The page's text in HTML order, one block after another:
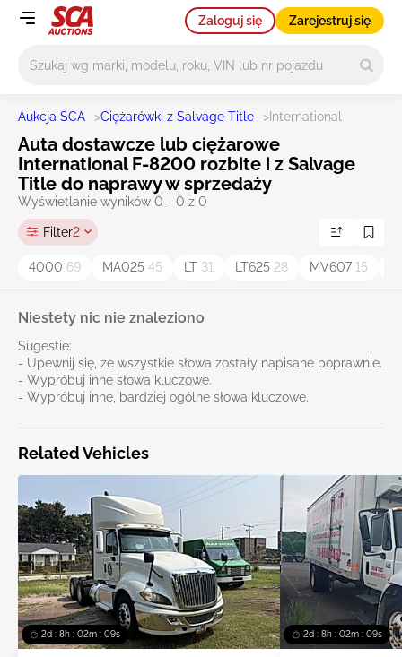
Zaloguj się Zarejestruj się
Aukcja SCA >Ciężarówki z Salvage Title > International
Auta dostawcze lub ciężarowe
International F-8200 rozbite i z Salvage
Title do naprawy w sprzedaży
Wyświetlanie wyników 0 - 0 z 0
Filter2
4000 69 MA025 45 LT 31 LT625 28 MV607 15
Niestety nic nie znaleziono
Sugestie:
- Upewnij się, że wszystkie słowa zostały napisane poprawnie.
- Wypróbuj inne słowa kluczowe.
- Wypróbuj inne, bardziej ogólne słowa kluczowe.
Related Vehicles
2d : 8h : 02m : 09s 2d : 8h : 02m : 09s